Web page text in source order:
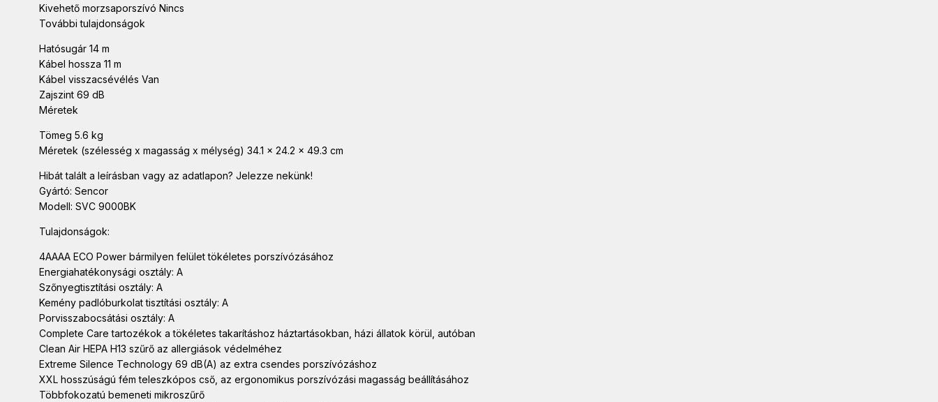
Kivehető morzsaporszívó Nincs
További tulajdonságok
Hatósugár 14 m
Kábel hossza 11 m
Kábel visszacsévélés Van
Zajszint 69 dB
Méretek
Tömeg 5.6 kg
Méretek (szélesség x magasság x mélység) 34.1 x 24.2 x 49.3 cm
Hibát talált a leírásban vagy az adatlapon? Jelezze nekünk!
Gyártó: Sencor
Modell: SVC 9000BK
Tulajdonságok:
4AAAA ECO Power bármilyen felület tökéletes porszívózásához
Energiahatékonysági osztály: A
Szőnyegtisztítási osztály: A
Kemény padlóburkolat tisztítási osztály: A
Porvisszabocsátási osztály: A
Complete Care tartozékok a tökéletes takarításhoz háztartásokban, házi állatok körül, autóban
Clean Air HEPA H13 szűrő az allergiások védelméhez
Extreme Silence Technology 69 dB(A) az extra csendes porszívózáshoz
XXL hosszúságú fém teleszkópos cső, az ergonomikus porszívózási magasság beállításához
Többfokozatú bemeneti mikroszűrő